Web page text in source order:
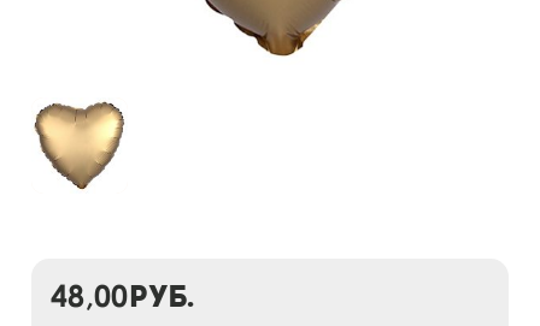
48,00руб.